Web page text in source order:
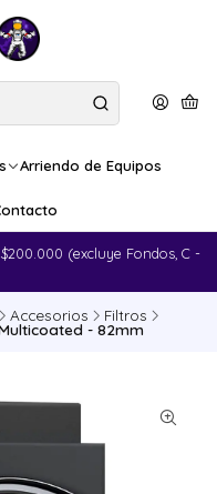
Arriendo de Equipos
(excluye Fondos, C -
Accesorios Filtros
- 82mm